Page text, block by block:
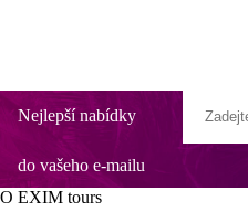
Nejlepší nabídky
do vašeho e-mailu
O EXIM tours